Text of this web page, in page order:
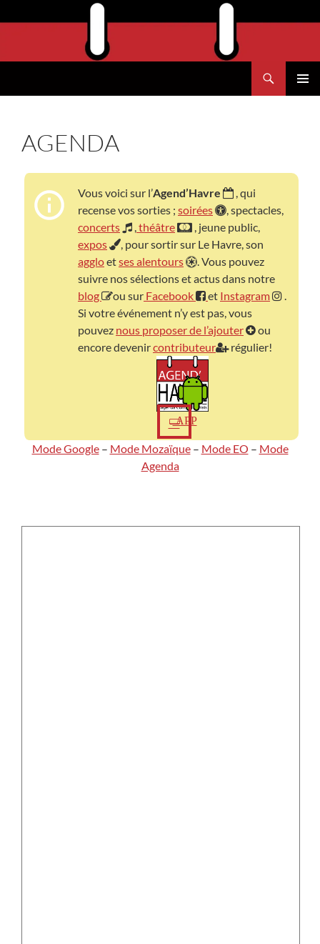
au
AGENDA
Vous voici sur l’Agend’Havre
, qui
recense vos sorties ; soirées
, spectacles,
concerts
,théâtre
, jeune public,
expos
, pour sortir sur Le Havre, son
aggloetses alentours
. Vous pouvez
suivre nos sélections et actus dans notre
blog
ou sur Facebook et Instagram
.
Si votre événement n’y est pas, vous
pouvez nous proposer de l’ajouter
ou
encore devenircontributeur régulier!
APP
Mode Google– Mode Mozaïque– Mode EO – Mode
Agenda